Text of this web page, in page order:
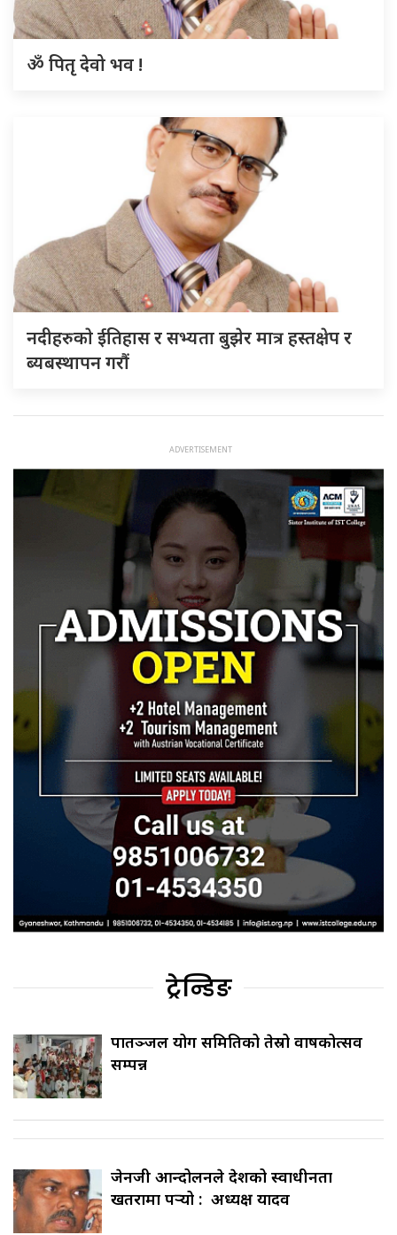
ॐ पितृ देवो भव !
नदीहरुकाे ईतिहास र सभ्यता बुझेर मात्र हस्तक्षेप र
ब्यबस्थापन गराैं
ट्रेन्डिङ
पातञ्जल योग समितिको तेस्रो वार्षिकोत्सव
सम्पन्न
जेनजी आन्दोलनले देशको स्वाधीनता
खतरामा पर्‍यो : अध्यक्ष यादव